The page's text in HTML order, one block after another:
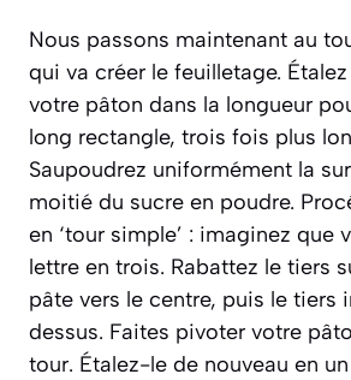
Nous passons maintenant au
qui va créer le feuilletage.
votre pâton dans la longueur
long rectangle, trois fois plus
Saupoudrez uniformément la
moitié du sucre en poudre.
en ‘tour simple’ : imaginez que
lettre en trois. Rabattez le tiers
pâte vers le centre, puis le tiers
dessus. Faites pivoter votre
tour. Étalez-le de nouveau en